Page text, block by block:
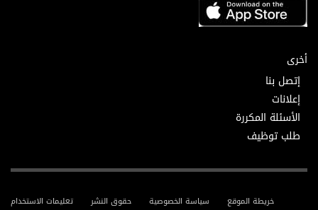
أخرى
إتصل بنا
إعلانات
الأسئلة المكررة
طلب توظيف
تعليمات الاستخدام حقوق النشر سياسة الخصوصية خريطة الموقع